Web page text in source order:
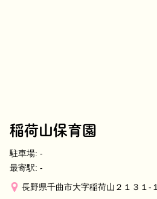
稲荷山保育園
駐車場: -
最寄駅: -
長野県千曲市大字稲荷山２１３１‐１